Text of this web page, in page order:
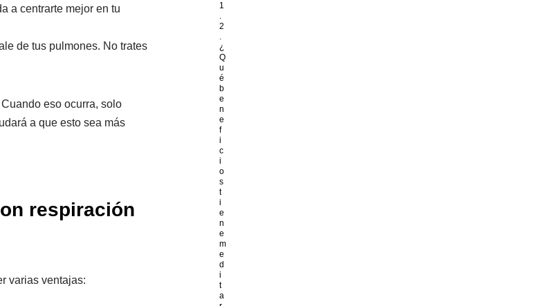
a centrarte mejor en tu
de tus pulmones. No trates
eso ocurra, solo
a que esto sea más
respiración
varias ventajas:
1
.
2
.
¿
Q
u
é
b
e
n
e
f
i
c
i
o
s
t
i
e
n
e
m
e
d
i
t
a